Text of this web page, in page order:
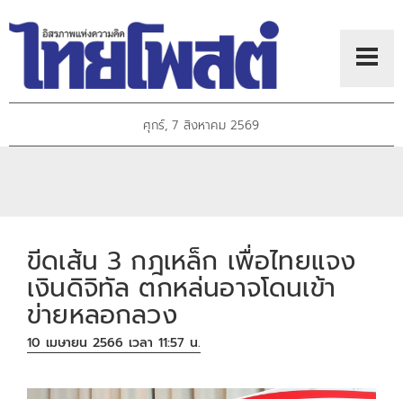
ศุกร์, 7 สิงหาคม 2569
ขีดเส้น 3 กฎเหล็ก เพื่อไทยแจง
เงินดิจิทัล ตกหล่นอาจโดนเข้า
ข่ายหลอกลวง
10 เมษายน 2566 เวลา 11:57 น.